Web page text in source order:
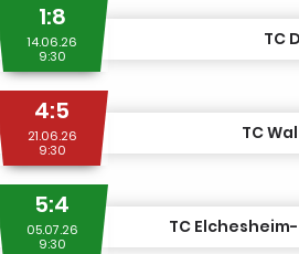
1:8
14.06.26
9:30
TC
4:5
21.06.26
9:30
TC
5:4
05.07.26
9:30
TC